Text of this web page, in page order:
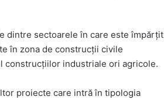
dintre sectoarele în care este împărțit
în zona de construcții civile
construcțiilor industriale ori agricole.
proiecte care intră în tipologia